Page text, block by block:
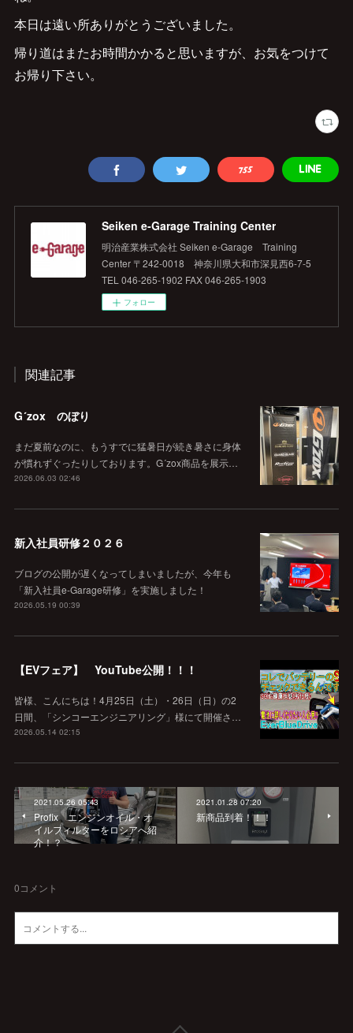
本日は遠い所ありがとうございました。
帰り道はまたお時間かかると思いますが、お気をつけて
お帰り下さい。
Seiken e‐Garage Training Center
明治産業株式会社 Seiken e‐Garage Training
Center 〒242-0018 神奈川県大和市深見西6-7-5
TEL 046-265-1902 FAX 046-265-1903
フォロー
関連記事
G´zox のぼり
まだ夏前なのに、もうすでに猛暑日が続き暑さに身体
が慣れずぐったりしております。G´zox商品を展示…
2026.06.03 02:46
新入社員研修２０２６
ブログの公開が遅くなってしまいましたが、今年も
「新入社員e-Garage研修」を実施しました！
2026.05.19 00:39
【EVフェア】 YouTube公開！！！
皆様、こんにちは！4月25日（土）・26日（日）の2
日間、「シンコーエンジニアリング」様にて開催さ…
2026.05.14 02:15
2021.05.26 05:43
Profix エンジンオイル・オ
イルフィルターをロシアへ紹
介！？
2021.01.28 07:20
新商品到着！！！
0コメント